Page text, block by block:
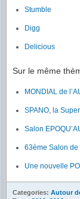
Stumble
Digg
Delicious
Sur le même
MONDIAL de
SPANO, la
Salon
63ème Salon de
Une nouvelle
Categories: Autour